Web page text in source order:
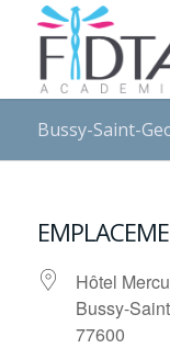
Bussy-Saint-
Hôtel
Bussy-
77600